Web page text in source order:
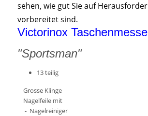
sehen, wie gut Sie auf
vorbereitet sind.
Victorinox
"Sportsman"
13 teilig
Grosse Klinge
Nagelfeile mit
- Nagelreiniger